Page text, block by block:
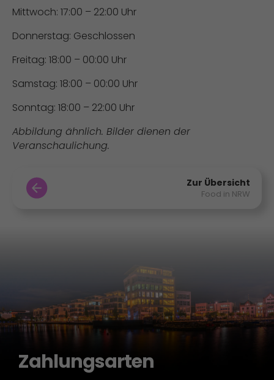
Mittwoch: 17:00 – 22:00 Uhr​
Donnerstag: Geschlossen
Freitag: 18:00 – 00:00 Uhr​
Samstag: 18:00 – 00:00 Uhr​
Sonntag: 18:00 – 22:00 Uhr
Abbildung ähnlich. Bilder dienen der
Veranschaulichung.
Zur Übersicht
Food in NRW
Zahlungsarten